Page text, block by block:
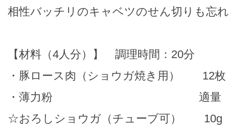
相性バッチリのキャベツのせん切りも忘
【材料（4人分）】 調理時間：20分
・豚ロース肉（ショウガ焼き用） 12枚
・薄力粉 適量
☆おろしショウガ（チューブ可） 10g